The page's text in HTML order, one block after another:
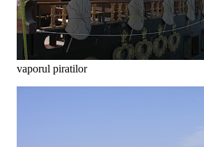
vaporul piratilor